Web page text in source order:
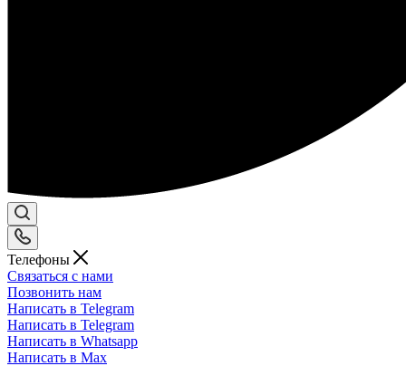
Телефоны
Связаться с нами
Позвонить нам
Написать в Telegram
Написать в Telegram
Написать в Whatsapp
Написать в Max